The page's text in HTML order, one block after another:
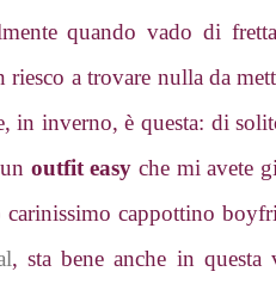
quando vado di
riesco a trovare nulla da
in inverno, è questa: di
outfit easyche mi avete
carinissimo cappottino
, sta bene anche in